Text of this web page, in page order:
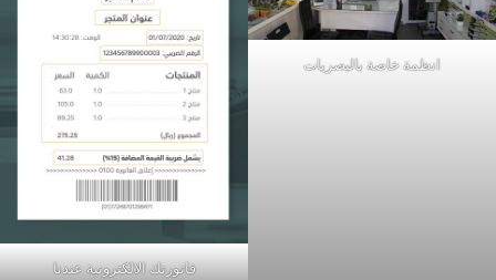
انظمة خاصة بالبصريات
فاتورتك الالكترونية عندنا